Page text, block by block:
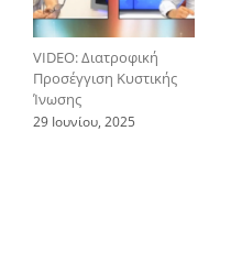
VIDEO: Διατροφική
Προσέγγιση Κυστικής
Ίνωσης
29 Ιουνίου, 2025